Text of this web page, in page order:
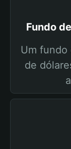
Fundo
Um
de